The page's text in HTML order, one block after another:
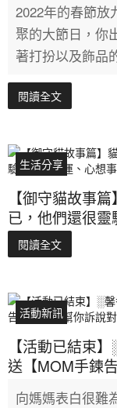
2022年的春節放
聚的大節日，你
著打扮以及飾品
閱讀全文
生活分享
【御守貓故事
已，他們還很靈
閱讀全文
活動新訊
【活動已結束
送【MOM手鍊
向媽媽表白很難